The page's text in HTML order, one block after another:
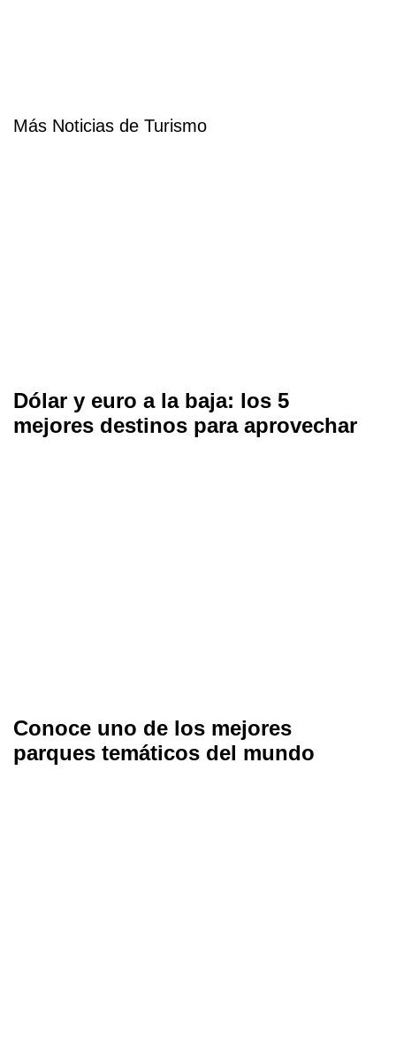
Más Noticias de Turismo
Dólar y euro a la baja: los 5
mejores destinos para aprovechar
Conoce uno de los mejores
parques temáticos del mundo